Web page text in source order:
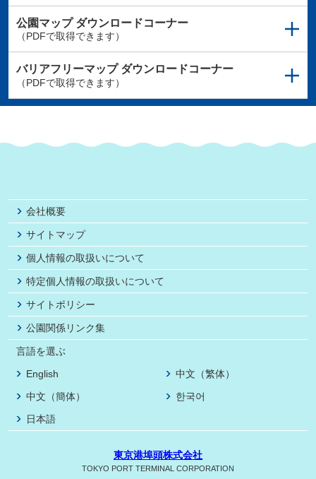
公園マップダウンロードコーナー
（PDFで取得できます）
バリアフリーマップダウンロードコーナー
（PDFで取得できます）
会社概要
サイトマップ
個人情報の取扱いについて
特定個人情報の取扱いについて
サイトポリシー
公園関係リンク集
言語を選ぶ
English
中文（繁体）
中文（簡体）
한국어
日本語
東京港埠頭株式会社
TOKYO PORT TERMINAL CORPORATION